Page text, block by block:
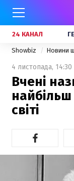
24 КАНАЛ
Showbiz Новини
4 листопада, 14:30
Вчені
світі